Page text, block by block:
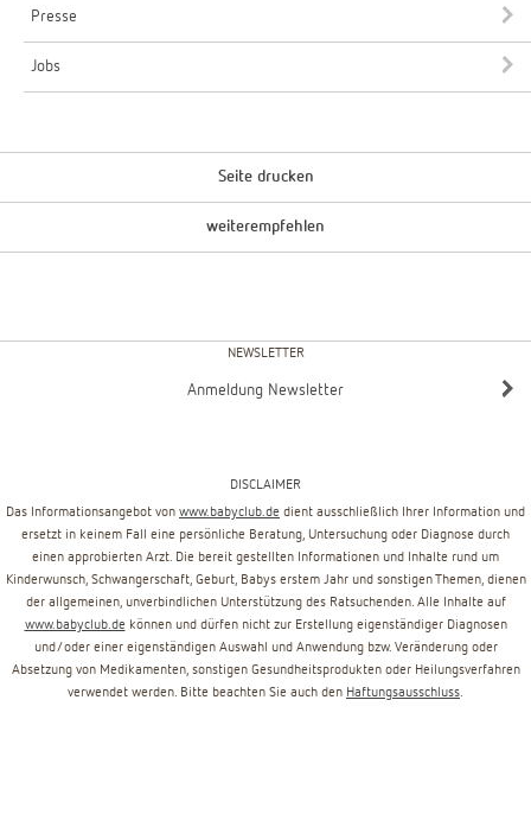
Presse
Jobs
Seite drucken
weiterempfehlen
NEWSLETTER
Anmeldung Newsletter
DISCLAIMER
Das Informationsangebot von www.babyclub.de dient ausschließlich Ihrer Information und
ersetzt in keinem Fall eine persönliche Beratung, Untersuchung oder Diagnose durch
einen approbierten Arzt. Die bereit gestellten Informationen und Inhalte rund um
Kinderwunsch, Schwangerschaft, Geburt, Babys erstem Jahr und sonstigen Themen, dienen
der allgemeinen, unverbindlichen Unterstützung des Ratsuchenden. Alle Inhalte auf
www.babyclub.de können und dürfen nicht zur Erstellung eigenständiger Diagnosen
und/oder einer eigenständigen Auswahl und Anwendung bzw. Veränderung oder
Absetzung von Medikamenten, sonstigen Gesundheitsprodukten oder Heilungsverfahren
verwendet werden. Bitte beachten Sie auch den Haftungsausschluss.